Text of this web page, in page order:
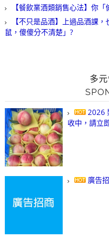
【餐飲業酒類銷售心法】你「
【不只是品酒】上過品酒課
鼠，傻傻分不清楚」?
多
2026
收中，請立
廣告